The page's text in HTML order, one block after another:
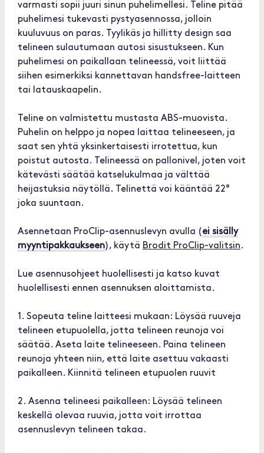
varmasti sopii juuri sinun puhelimellesi. Teline pitää
puhelimesi tukevasti pystyasennossa, jolloin
kuuluvuus on paras. Tyylikäs ja hillitty design saa
telineen sulautumaan autosi sisustukseen. Kun
puhelimesi on paikallaan telineessä, voit liittää
siihen esimerkiksi kannettavan handsfree-laitteen
tai latauskaapelin.
Teline on valmistettu mustasta ABS-muovista.
Puhelin on helppo ja nopea laittaa telineeseen, ja
saat sen yhtä yksinkertaisesti irrotettua, kun
poistut autosta. Telineessä on pallonivel, joten voit
kätevästi säätää katselukulmaa ja välttää
heijastuksia näytöllä. Telinettä voi kääntää 22°
joka suuntaan.
Asennetaan ProClip-asennuslevyn avulla (ei sisälly
myyntipakkaukseen), käytä Brodit ProClip-valitsin.
Lue asennusohjeet huolellisesti ja katso kuvat
huolellisesti ennen asennuksen aloittamista.
1. Sopeuta teline laitteesi mukaan: Löysää ruuveja
telineen etupuolella, jotta telineen reunoja voi
säätää. Aseta laite telineeseen. Paina telineen
reunoja yhteen niin, että laite asettuu vakaasti
paikalleen. Kiinnitä telineen etupuolen ruuvit
2. Asenna telineesi paikalleen: Löysää telineen
keskellä olevaa ruuvia, jotta voit irrottaa
asennuslevyn telineen takaa.